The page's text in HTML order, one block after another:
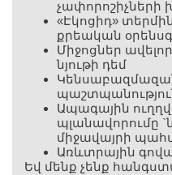
չափորոշիչների
«Էկոցիդ»
քրեական
Միջոցներ
նյութի դեմ
Ապագային
պլանավորումը
միջավայրի
Առևտրային
Եվ մենք չենք